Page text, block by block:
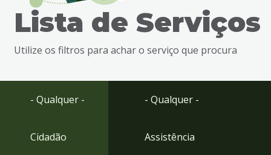
busca
Ir
Lista de Serviços
Utilize os filtros para achar o serviço que procura
- Qualquer -
Cidadão
- Qualquer -
Assistência